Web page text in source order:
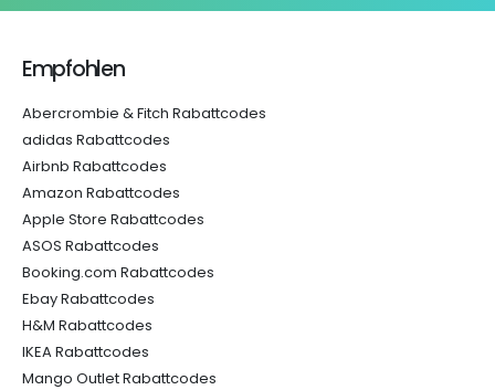
Empfohlen
Abercrombie & Fitch Rabattcodes
adidas Rabattcodes
Airbnb Rabattcodes
Amazon Rabattcodes
Apple Store Rabattcodes
ASOS Rabattcodes
Booking.com Rabattcodes
Ebay Rabattcodes
H&M Rabattcodes
IKEA Rabattcodes
Mango Outlet Rabattcodes